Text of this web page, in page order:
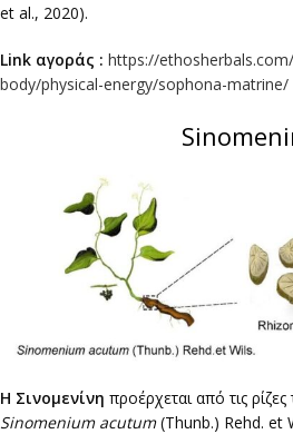
et al., 2020).
Link αγοράς : https://
body/physical-energy/sophona-matrine/
H Σινoμενίνη προέρχεται από τις
Sinomenium acutum(Thunb.) Rehd. et